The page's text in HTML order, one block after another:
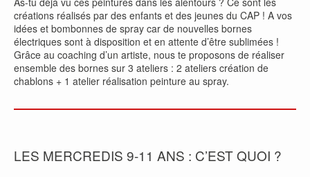
créations réalisés par des enfants et des jeunes du CAP ! A vos
idées et bombonnes de spray car de nouvelles bornes
électriques sont à disposition et en attente d’être sublimées !
Grâce au coaching d’un artiste, nous te proposons de réaliser
ensemble des bornes sur 3 ateliers : 2 ateliers création de
chablons + 1 atelier réalisation peinture au spray.
LES MERCREDIS 9-11 ANS : C’EST QUOI ?